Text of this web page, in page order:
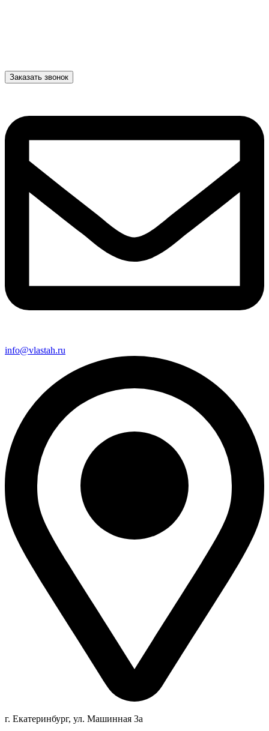
Заказать звонок
info@vlastah.ru
г. Екатеринбург, ул. Машинная 3а